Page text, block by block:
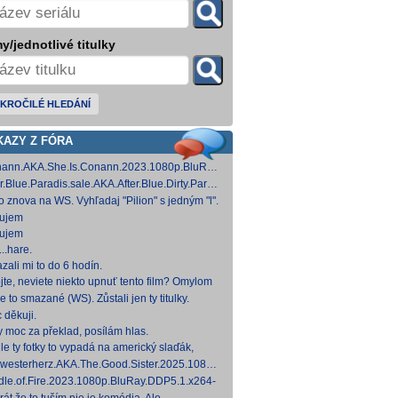
jednotlivé titulky
HLEDÁNÍ
Z FÓRA
[14,53 GB]
[15,19 GB]
znova na WS. Vyhľadaj "Pilion" s jedným "l".
mi to do 6 hodín.
neviete niekto upnuť tento film? Omylom
ho vymazal a neviem ho nikde nájsť. Robil
to smazané (WS). Zůstali jen ty titulky.
děkuji.
moc za překlad, posílám hlas.
ty fotky to vypadá na americký slaďák,
opak je pravdou..... Kdysi jsem četl i
cinepth [5,88 GB] Nemecké
[18,74 GB]